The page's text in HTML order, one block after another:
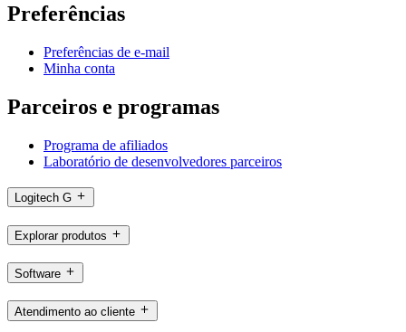
Preferências
Preferências de e-mail
Minha conta
Parceiros e programas
Programa de afiliados
Laboratório de desenvolvedores parceiros
Logitech G
Explorar produtos
Software
Atendimento ao cliente